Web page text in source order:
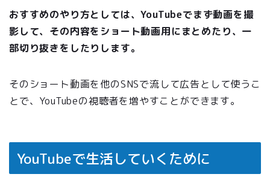
おすすめのやり方としては、YouTubeでまず動画を撮
影して、その内容をショート動画用にまとめたり、一
部切り抜きをしたりします。
そのショート動画を他のSNSで流して広告として使うこ
とで、YouTubeの視聴者を増やすことができます。
YouTubeで生活していくために